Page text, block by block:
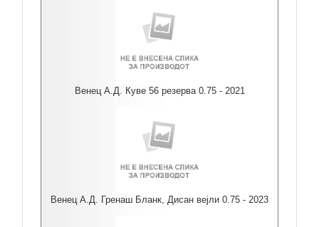
Венец А.Д. Куве 56 резерва 0.75 - 2021
Венец А.Д. Гренаш Бланк, Дисан вејли 0.75 - 2023